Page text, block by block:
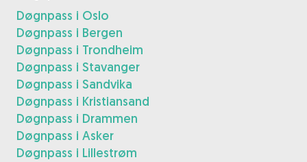
Døgnpass i Oslo
Døgnpass i Bergen
Døgnpass i Trondheim
Døgnpass i Stavanger
Døgnpass i Sandvika
Døgnpass i Kristiansand
Døgnpass i Drammen
Døgnpass i Asker
Døgnpass i Lillestrøm